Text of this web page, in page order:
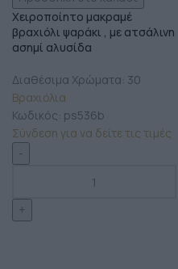
Χειροποίητο μακραμέ
βραχιόλι ψαράκι , με ατσάλινη
ασημί αλυσίδα
Διαθέσιμα Χρώματα: 30
Βραχιόλια
Κωδικός: ps536b
Σύνδεση για να δείτε τις τιμές